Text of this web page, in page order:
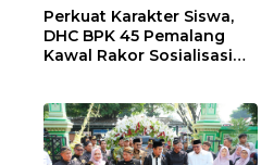
Perkuat Karakter Siswa,
DHC BPK 45 Pemalang
Kawal Rakor Sosialisasi